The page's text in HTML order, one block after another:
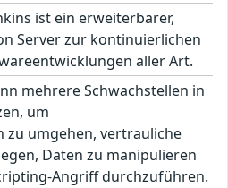
ist ein erweiterbarer,
Server zur kontinuierlichen
aller Art.
mehrere Schwachstellen in
um
zu umgehen, vertrauliche
Daten zu manipulieren
Angriff durchzuführen.